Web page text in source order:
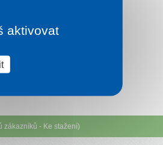
zákazníků - Ke stažení)
aktivovat